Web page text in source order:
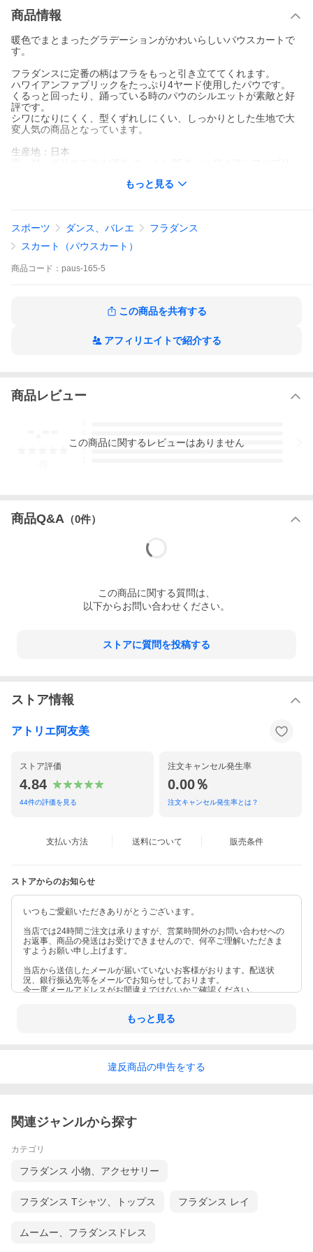
商品情報
暖色でまとまったグラデーションがかわいらしいパウスカートで
す。
フラダンスに定番の柄はフラをもっと引き立ててくれます。
ハワイアンファブリックをたっぷり4ヤード使用したパウです。
くるっと回ったり、踊っている時のパウのシルエットが素敵と好
評です。
シワになりにくく、型くずれしにくい、しっかりとした生地で大
変人気の商品となっています。
生産地：日本
サイズ：フリー、ウエスト90cmゴム4本使用
たたんでお届けしますので、折りじわがつくことがあります。予
めご了承ください。
※ご注意ください。
ウエストのゴムは、ほどける蝶結びにしてあります。
◆丈によってウエスト周辺の柄の出方が異なります。予めご了承
［ハワイアンファブリックについて］
移りもございます。
［お洗濯に関するご注意］
漂白剤は使用しないでください。
乾燥機の使用は避けてください。
風通しのよい日陰で、吊り干ししてください。
アイロンをかける場合は低温で、あて布をするか、生地の裏側か
※お届け時にしわになるのが嫌な方、届いてからすぐ着用予定の
〜宅配便の送料の目安として〜
中国・四国 1,410円、九 州 1,740円、沖縄 1,750円
もっと見る
スポーツ ダンス、バレエ
フラダンス
スカート（パウスカート）
商品 コード： paus-165-5
この商品を共有する
アフィリエイトで紹介する
商品レビュー
3
この商品に関するレビューはありません
商品Q&A （0件）
この商品に関する質問は、
以下からお問い合わせください。
ストアに質問を投稿する
ストア情報
アトリエ阿友美
ストア評価
4.84
44件の評価を見る
注文キャンセル発生率
0.00％
注文キャンセル発生率とは？
支払い方法 送料について 販売条件
ストアからのお知らせ
いつもご愛顧いただきありがとうございます。
当店では24時間ご注文は承りますが、営業時間外のお問い合わせへの
お返事、商品の発送はお受けできませんので、何卒ご理解いただきま
すようお願い申し上げます。
当店から送信したメールが届いていないお客様がおります。配送状
況、銀行振込先等をメールでお知らせしております。
今一度メールアドレスがお間違えではないかご確認ください。
もっと見る
違反商品の申告をする
関連ジャンルから探す
カテゴリ
フラダンス 小物、アクセサリー
フラダンス Tシャツ、トップス フラダンス レイ
ムームー、フラダンスドレス